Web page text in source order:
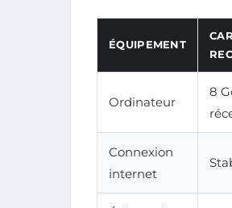
ÉQUIPEMENT
Ordinateur
8
Connexion
internet